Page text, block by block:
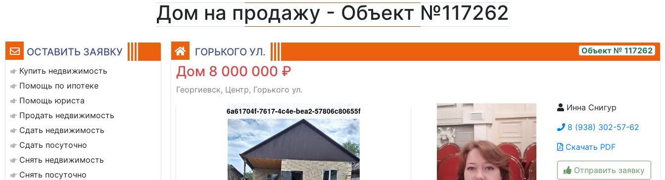
Дом на продажу - Объект №117262
ОСТАВИТЬ ЗАЯВКУ
Купить недвижимость
Помощь по ипотеке
Помощь юриста
Продать недвижимость
Сдать недвижимость
Сдать посуточно
Снять недвижимость
Снять посуточно
ГОРЬКОГО УЛ. Объект № 117262
Дом 8 000 000 ₽
Георгиевск, Центр, Горького ул.
6a61704f-7617-4c4e-bea2-57806c80655f
fbb6-4356-81c3-dccc8a0e6262 2d70ad32-d275-4424-adf4-8902bb99c807
Инна Снигур
8 (938) 302-57-62
Скачать PDF
Отправить заявку